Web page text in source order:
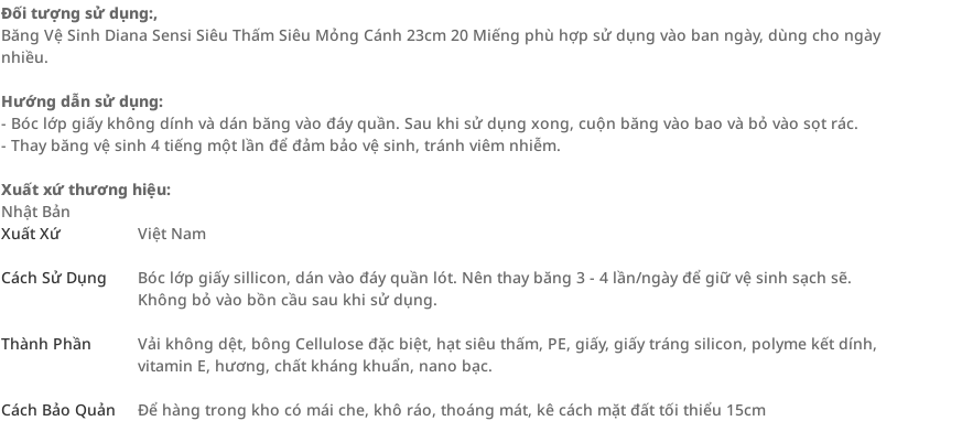
Đối tượng sử dụng:,
Băng Vệ Sinh Diana Sensi Siêu Thấm Siêu Mỏng Cánh 23cm 20 Miếng phù hợp sử dụng vào ban ngày, dùng cho ngày
nhiều.
Hướng dẫn sử dụng:
- Bóc lớp giấy không dính và dán băng vào đáy quần. Sau khi sử dụng xong, cuộn băng vào bao và bỏ vào sọt rác.
- Thay băng vệ sinh 4 tiếng một lần để đảm bảo vệ sinh, tránh viêm nhiễm.
Xuất xứ thương hiệu:
Nhật Bản
Xuất Xứ
Việt Nam
Cách Sử Dụng
Bóc lớp giấy sillicon, dán vào đáy quần lót. Nên thay băng 3 - 4 lần/ngày để giữ vệ sinh sạch sẽ.
Không bỏ vào bồn cầu sau khi sử dụng.
Thành Phần
Vải không dệt, bông Cellulose đặc biệt, hạt siêu thấm, PE, giấy, giấy tráng silicon, polyme kết dính,
vitamin E, hương, chất kháng khuẩn, nano bạc.
Cách Bảo Quản Để hàng trong kho có mái che, khô ráo, thoáng mát, kê cách mặt đất tối thiểu 15cm